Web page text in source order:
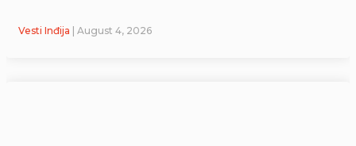
Vesti Inđija | August 4, 2026